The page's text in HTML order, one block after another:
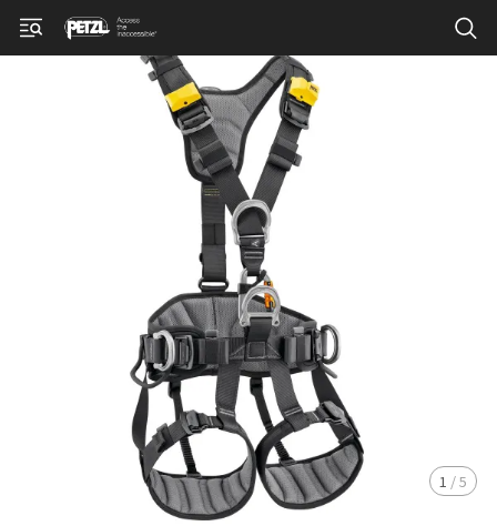
1 /5